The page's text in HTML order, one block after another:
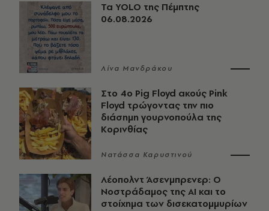
Τα YOLO της Πέμπτης
06.08.2026
Λίνα Μανδράκου
Στο 4ο Pig Floyd ακούς Pink
Floyd τρώγοντας την πιο
διάσημη γουρνοπούλα της
Κορινθίας
Νατάσσα Καρυστινού
Λέοπολντ Άσενμπρενερ: Ο
Νοστράδαμος της AI και το
στοίχημα των δισεκατομμυρίων